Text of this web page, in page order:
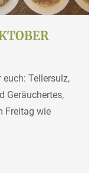
Tellersulz,
Geräuchertes,
Freitag wie